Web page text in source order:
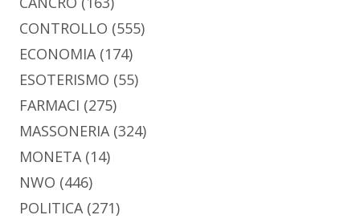
CONTROLLO (555)
ECONOMIA(174)
ESOTERISMO (55)
FARMACI (275)
MASSONERIA(324)
MONETA(14)
NWO (446)
POLITICA(271)